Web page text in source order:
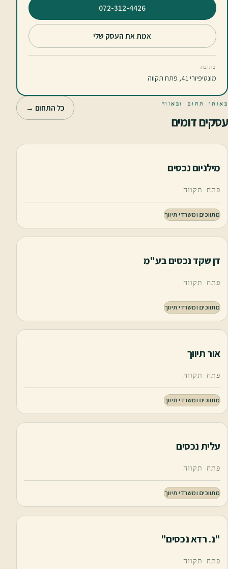
⁦072-312-4426⁩
אמת את העסק שלי
כתובת
מונטיפיורי 41, פתח תקווה
באותו תחום ובאזור
עסקים דומים
כל התחום →
מילניום נכסים
פתח תקווה
מתווכים ומשרדי תיווך
דן שקד נכסים בע"מ
פתח תקווה
מתווכים ומשרדי תיווך
אור תיווך
פתח תקווה
מתווכים ומשרדי תיווך
עלית נכסים
פתח תקווה
מתווכים ומשרדי תיווך
"נ. רדא נכסים"
פתח תקווה